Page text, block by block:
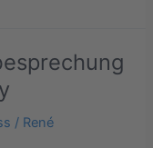
/ René